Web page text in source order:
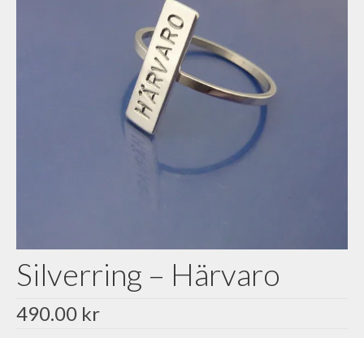
Silverring – Härvaro
490.00 kr